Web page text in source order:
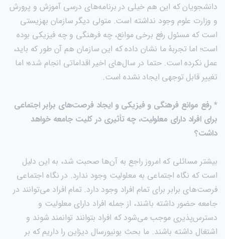
دانشجویان که این هم خیلی در برنامه‌های درسی آموزش و پرورش
و وزارت علوم وجود نداشته است. متولی دیگر سازمان بهزیستی
است که مسئول رفع برخی موانع، چه فرهنگی و چه فیزیکی بوده
است؛ اما تجربۀ ما نشان داده که این سازمان هم آن طور که باید،
عمل نکرده است. حتما در سال‌های اخیر اقداماتی انجام شده؛ اما
تغییر قابل توجهی ایجاد نشده است.
* رفع موانع فرهنگی و فیزیکی و ایجاد فرصت‌های برابر اجتماعی
برای افراد دارای معلولیت، چه تأثیری در کلیت جامعه خواهد
داشت؟
بیشتر مسائلی که امروز راجع به آن‌ها صحبت شد، به این دلیل
است که نگاه اجتماعی به معلولیت وجود ندارد. در نگاه اجتماعی
فرصت‌های برابر برای تمام افراد وجود دارد. تمام افراد می‌توانند در
جامعه حضور داشته باشند، از جمله افراد دارای معلولیت و
دسترس‌پذیری موجب می‌شود که افراد بتوانند توانمند شوند و
اشتغال داشته باشند. ما بحث یونیورسال دیزاین را داریم که بر